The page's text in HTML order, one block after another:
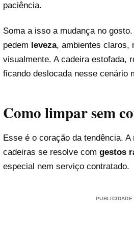
paciência.
Soma a isso a mudança no
pedem leveza, ambientes claros,
visualmente. A cadeira estofada,
ficando deslocada nesse cenário
Como limpar sem
Esse é o coração da tendência. A
cadeiras se resolve com gestos
especial nem serviço contratado.
PUBLICIDADE